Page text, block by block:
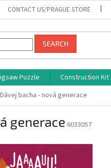
CONTACT US/PRAGUE STORE
SEARCH
Puzzle Construction Kit
Dávej bacha - nová generace
generace 6033057